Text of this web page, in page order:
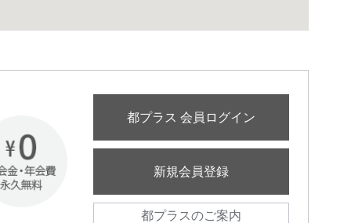
都プラス 会員ログイン
新規会員登録
都プラスのご案内